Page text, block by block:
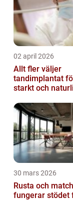
02 april 2026
Allt fler väljer
tandimplantat
starkt och
30 mars 2026
Rusta och matcha
fungerar stödet